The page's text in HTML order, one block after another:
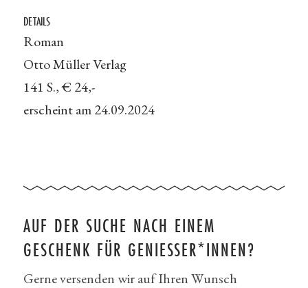
DETAILS
Roman
Otto Müller Verlag
141 S., € 24,-
erscheint am 24.09.2024
AUF DER SUCHE NACH EINEM
GESCHENK FÜR GENIESSER*INNEN?
Gerne versenden wir auf Ihren Wunsch